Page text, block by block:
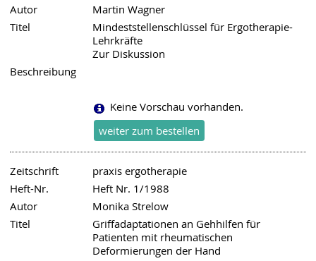
Autor
Martin Wagner
Titel
Mindeststellenschlüssel für Ergotherapie-
Lehrkräfte
Zur Diskussion
Beschreibung
Keine Vorschau vorhanden.
Zeitschrift
praxis ergotherapie
Heft-Nr.
Heft Nr. 1/1988
Autor
Monika Strelow
Titel
Griffadaptationen an Gehhilfen für
Patienten mit rheumatischen
Deformierungen der Hand